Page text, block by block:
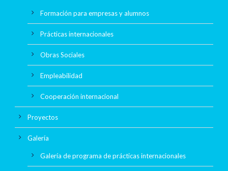
Formación para empresas y alumnos
Prácticas internacionales
Obras Sociales
Empleabilidad
Cooperación internacional
Proyectos
Galería
Galería de programa de prácticas internacionales